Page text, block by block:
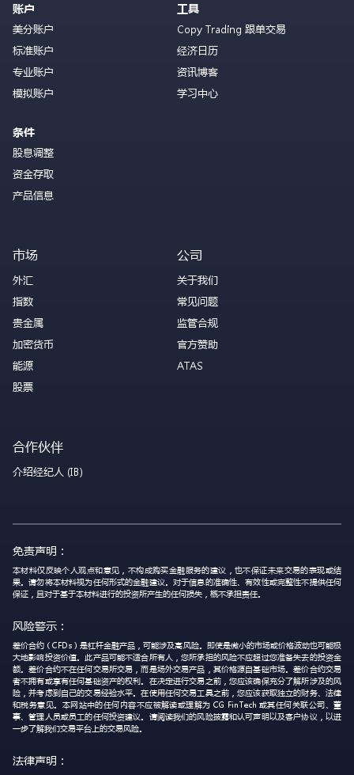
账户
美分账户
标准账户
专业账户
模拟账户
条件
股息调整
资金存取
产品信息
工具
Copy Trading 跟单交易
经济日历
资讯博客
学习中心
市场
外汇
指数
贵金属
加密货币
能源
股票
公司
关于我们
常见问题
监管合规
官方赞助
ATAS
合作伙伴
介绍经纪人 (IB)
免责声明：
本材料仅反映个人观点和意见，不构成购买金融服务的建议，也不保证未来交易的表现或结
果。请勿将本材料视为任何形式的金融建议。对于信息的准确性、有效性或完整性不提供任何
保证，且对于基于本材料进行的投资所产生的任何损失，概不承担责任。
风险警示：
差价合约（CFDs）是杠杆金融产品，可能涉及高风险。即使是微小的市场或价格波动也可能极
大地影响投资价值。此产品可能不适合所有人，您所承担的风险不应超过您准备失去的投资金
额。差价合约不在任何交易所交易，而是场外交易产品，其价格源自基础市场。差价合约交易
者不拥有或享有任何基础资产的权利。在决定进行交易之前，您应该确保充分了解所涉及的风
险，并考虑到自己的交易经验水平。在使用任何交易工具之前，您应该获取独立的财务、法律
和税务意见。本网站中的任何内容不应被解读或理解为 CG FinTech 或其任何关联公司、董
事、管理人员或员工的任何投资建议。请阅读我们的风险披露和认可声明以及客户协议，以进
一步了解我们交易平台上的交易风险。
法律声明：